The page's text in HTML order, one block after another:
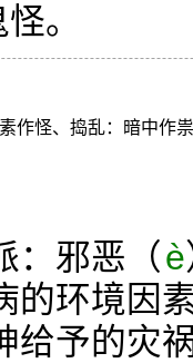
。
作怪、捣乱：暗中作
：邪恶（è
环境因
予的灾